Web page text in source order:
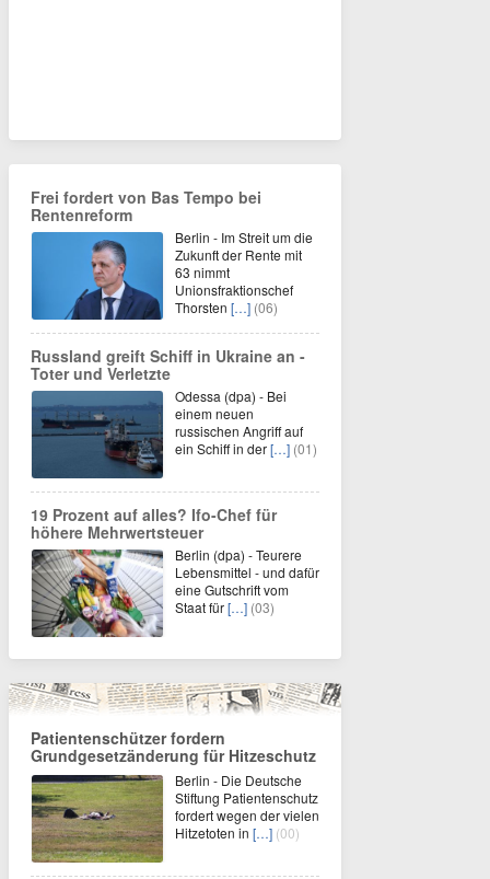
Frei fordert von Bas Tempo bei
Rentenreform
Berlin - Im Streit um die
Zukunft der Rente mit
63 nimmt
Unionsfraktionschef
Thorsten […] (06)
Russland greift Schiff in Ukraine an -
Toter und Verletzte
Odessa (dpa) - Bei
einem neuen
russischen Angriff auf
ein Schiff in der[…] (01)
19 Prozent auf alles? Ifo-Chef für
höhere Mehrwertsteuer
Berlin (dpa) - Teurere
Lebensmittel - und dafür
eine Gutschrift vom
Staat für[…] (03)
Patientenschützer fordern
Grundgesetzänderung für Hitzeschutz
Berlin - Die Deutsche
Stiftung Patientenschutz
fordert wegen der vielen
Hitzetoten in […] (00)